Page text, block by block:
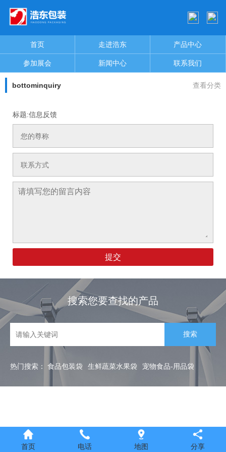
首页 走进浩东 产品中心
参加展会 新闻中心 联系我们
bottominquiry 查看分类
标题:信息反馈
搜索您要查找的产品
热门搜索： 食品包装袋 生鲜蔬菜水果袋 宠物食品-用品袋
首页 电话 地图 分享